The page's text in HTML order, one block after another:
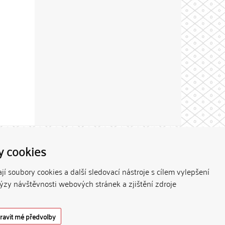
cookies
soubory cookies a další sledovací nástroje s cílem vylepšení
návštěvnosti webových stránek a zjištění zdroje
mé předvolby